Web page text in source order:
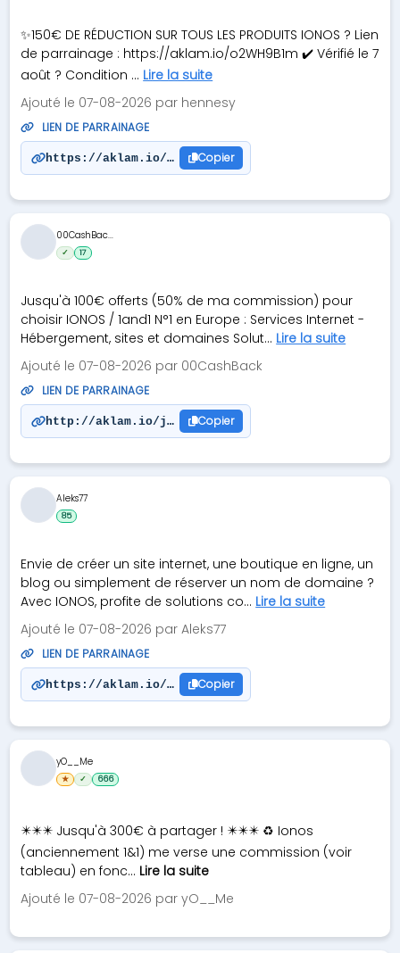
✨150€ DE RÉDUCTION SUR TOUS LES PRODUITS IONOS ? Lien
de parrainage : https://aklam.io/o2WH9B1m ✔️ Vérifié le 7
août ? Condition ... Lire la suite
Ajouté le 07-08-2026 par hennesy
LIEN DE PARRAINAGE
https://aklam.io/o2WH9B1m
Copier
Jusqu'à 100€ offerts (50% de ma commission) pour
choisir IONOS / 1and1 N°1 en Europe : Services Internet -
Hébergement, sites et domaines Solut... Lire la suite
Ajouté le 07-08-2026 par 00CashBack
LIEN DE PARRAINAGE
http://aklam.io/joBVxfCopier
00CashBac...
✓ 17
Envie de créer un site internet, une boutique en ligne, un
blog ou simplement de réserver un nom de domaine ?
Avec IONOS, profite de solutions co... Lire la suite
Ajouté le 07-08-2026 par Aleks77
LIEN DE PARRAINAGE
https://aklam.io/yDMX3OVC
Copier
Aleks77
85
✴️✴️✴️ Jusqu'à 300€ à partager ! ✴️✴️✴️ ♻️ Ionos
(anciennement 1&1) me verse une commission (voir
tableau) en fonc... Lire la suite
Ajouté le 07-08-2026 par yO__Me
yO__Me
★ ✓ 666